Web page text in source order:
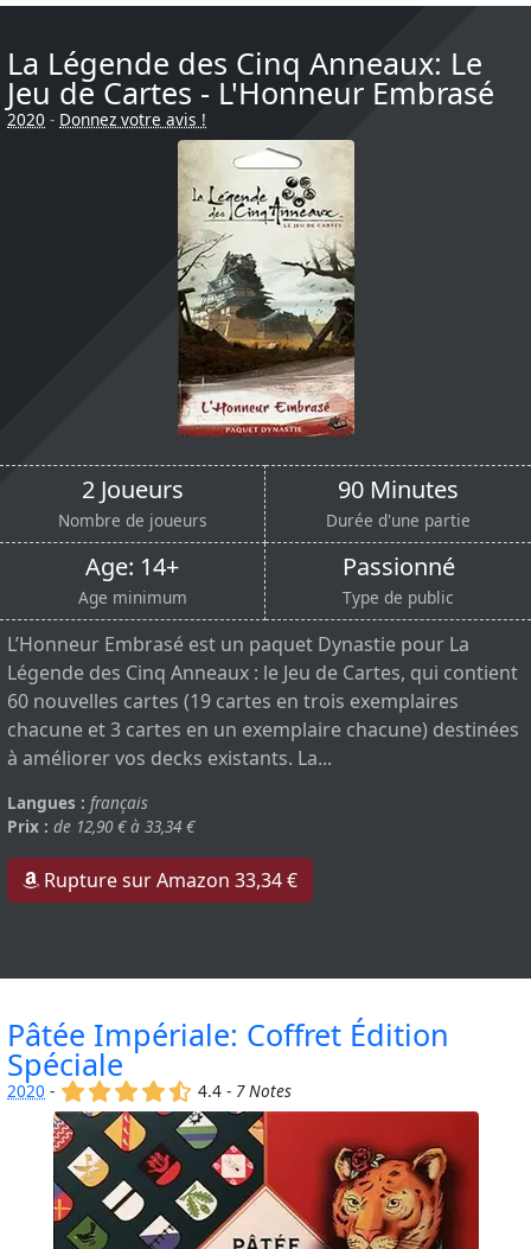
La Légende des Cinq Anneaux: Le
Jeu de Cartes - L'Honneur Embrasé
2020 - Donnez votre avis !
2 Joueurs
Nombre de joueurs
90 Minutes
Durée d'une partie
Age: 14+
Age minimum
Passionné
Type de public
L’Honneur Embrasé est un paquet Dynastie pour La
Légende des Cinq Anneaux : le Jeu de Cartes, qui contient
60 nouvelles cartes (19 cartes en trois exemplaires
chacune et 3 cartes en un exemplaire chacune) destinées
à améliorer vos decks existants. La...
Langues : français
Prix : de 12,90 € à 33,34 €
Rupture sur Amazon 33,34 €
Pâtée Impériale: Coffret Édition
Spéciale
2020 - (x) (x) (x) (x) (,)
4.4 - 7 Notes